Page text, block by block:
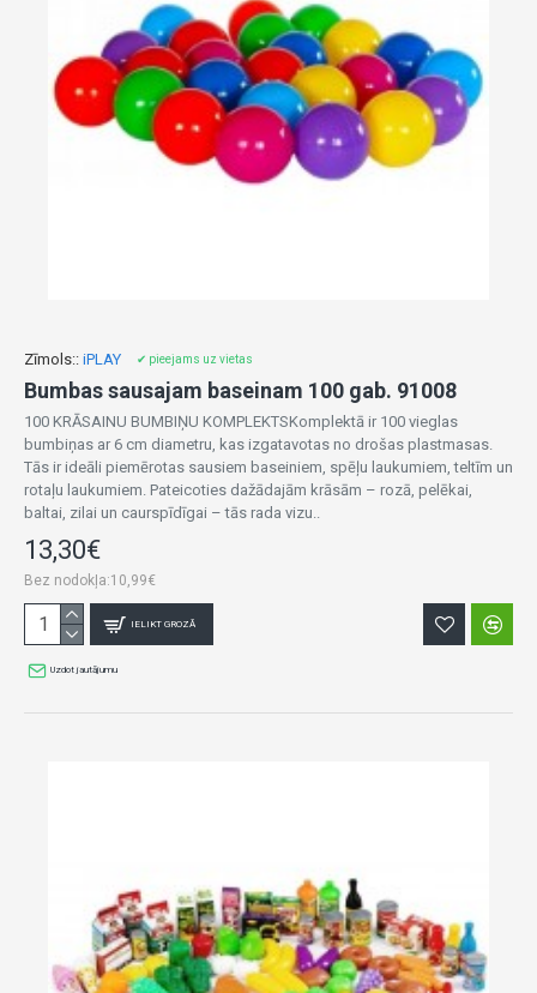
Zīmols:: iPLAY ✔ pieejams uz vietas
Bumbas sausajam baseinam 100 gab. 91008
100 KRĀSAINU BUMBIŅU KOMPLEKTSKomplektā ir 100 vieglas
bumbiņas ar 6 cm diametru, kas izgatavotas no drošas plastmasas.
Tās ir ideāli piemērotas sausiem baseiniem, spēļu laukumiem, teltīm un
rotaļu laukumiem. Pateicoties dažādajām krāsām – rozā, pelēkai,
baltai, zilai un caurspīdīgai – tās rada vizu..
13,30€
Bez nodokļa:10,99€
IELIKT GROZĀ
Uzdot jautājumu